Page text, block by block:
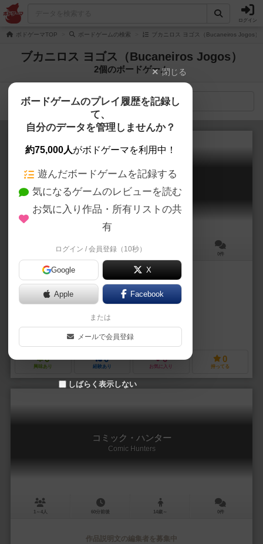
ログイン
ボドゲーマTOP ボードゲームの検索 ブカニロス ヨゴス（Bucaneiros Jogos）
ブカニロス ヨゴス（Bucaneiros Jogos）
2個のボードゲーム
検索メニュー
アマズーム
AmaZoom
25～30分 0件
作品説明文の編集者を募集中
ダニエル・カザン（Daniel Cazan）
ダンディ（Dandi）
ブカニロス・ヨゴス（Bucaneiros Jogos）
0
興味あり
0
経験あり
0
お気に入り
0
持ってる
コミック・ハンター
Comic Hunters
1～4人 60分前後 14歳～ 0件
作品説明文の編集者を募集中
閉じる
ボードゲームのプレイ履歴を記録し
て、
自分のデータを管理しませんか？
約75,000人がボドゲーマを利用中！
遊んだボードゲームを記録する
気になるゲームのレビューを読む
お気に入り作品・所有リストの共
有
ログイン / 会員登録（10秒）
Google X
Apple Facebook
または
メールで会員登録
しばらく表示しない